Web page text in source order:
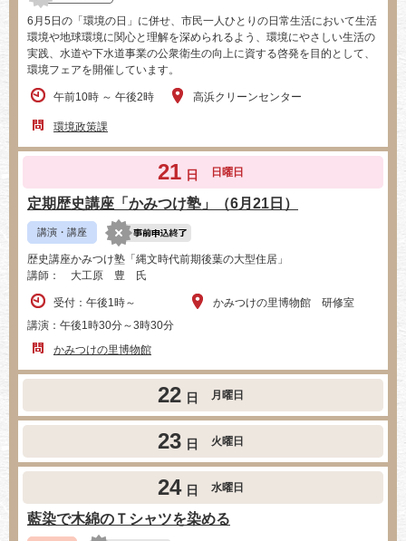
6月5日の「環境の日」に併せ、市民一人ひとりの日常生活において生活
環境や地球環境に関心と理解を深められるよう、環境にやさしい生活の
実践、水道や下水道事業の公衆衛生の向上に資する啓発を目的として、
環境フェアを開催しています。
午前10時 ～ 午後2時 高浜クリーンセンター
環境政策課
21 日 日曜日
定期歴史講座「かみつけ塾」（6月21日）
講演・講座
歴史講座かみつけ塾「縄文時代前期後葉の大型住居」
講師： 大工原 豊 氏
受付：午後1時～
講演：午後1時30分～3時30分
かみつけの里博物館 研修室
かみつけの里博物館
22 日 月曜日
23 日 火曜日
24 日 水曜日
藍染で木綿のＴシャツを染める